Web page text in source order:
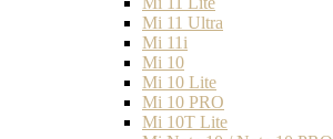
Mi 11 Ultra
Mi 11i
Mi 10
Mi 10 Lite
Mi 10 PRO
Mi 10T Lite